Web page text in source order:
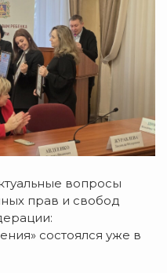
вопросы
прав и свобод
состоялся уже в